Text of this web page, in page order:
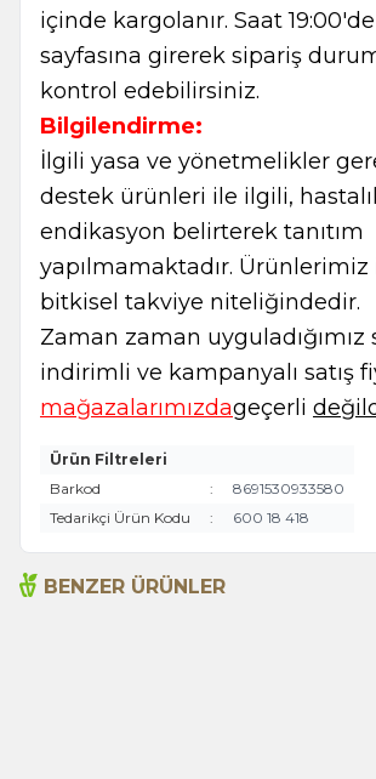
içinde kargolanır. Saat
sayfasına girerek sipariş
kontrol edebilirsiniz.
Bilgilendirme:
İlgili yasa ve yönetmelikler
destek ürünleri ile ilgili,
endikasyon belirterek tanıtım
yapılmamaktadır. Ürünlerimiz
bitkisel takviye niteliğindedir.
Zaman zaman uyguladığımız
indirimli ve kampanyalı satış
mağazalarımızdageçerli
Ürün Filtreleri
Barkod
:
8691530933580
Tedarikçi Ürün Kodu
: 600 18 418
BENZER ÜRÜNLER